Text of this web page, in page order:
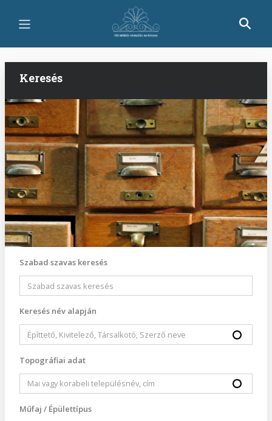
tartalomra
Keresés
Szabad szavas keresés
Keresés név alapján
Topográfiai adat
Műfaj / Épülettípus